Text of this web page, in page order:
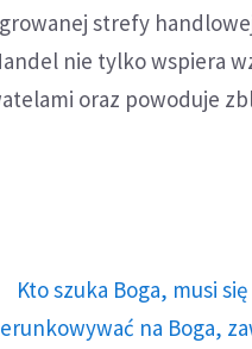
strefy
nie tylko wspiera
oraz powoduje
Kto szuka Boga, musi
na Boga,